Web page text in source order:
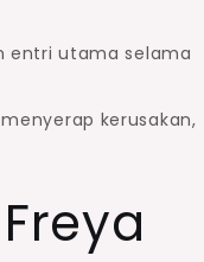
entri utama selama
kerusakan,